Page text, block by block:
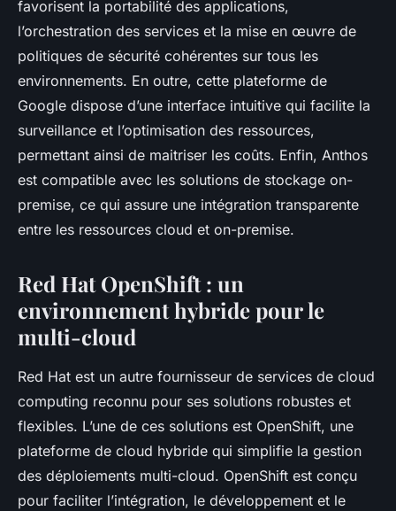
favorisent la portabilité des applications,
l’orchestration des services et la mise en œuvre de
politiques de sécurité cohérentes sur tous les
environnements. En outre, cette plateforme de
Google dispose d’une interface intuitive qui facilite la
surveillance et l’optimisation des ressources,
permettant ainsi de maitriser les coûts. Enfin, Anthos
est compatible avec les solutions de stockage on-
premise, ce qui assure une intégration transparente
entre les ressources cloud et on-premise.
Red Hat OpenShift : un
environnement hybride pour le
multi-cloud
Red Hat est un autre fournisseur de services de cloud
computing reconnu pour ses solutions robustes et
flexibles. L’une de ces solutions est OpenShift, une
plateforme de cloud hybride qui simplifie la gestion
des déploiements multi-cloud. OpenShift est conçu
pour faciliter l’intégration, le développement et le